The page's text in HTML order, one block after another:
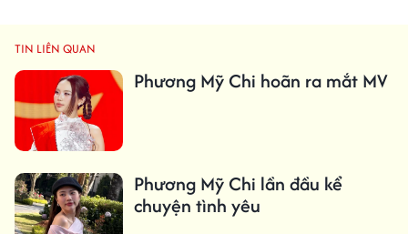
TIN LIÊN QUAN
Phương Mỹ Chi hoãn ra mắt MV
Phương Mỹ Chi lần đầu kể
chuyện tình yêu